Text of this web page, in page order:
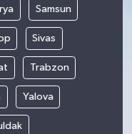
Samsun
Sivas
Trabzon
Yalova